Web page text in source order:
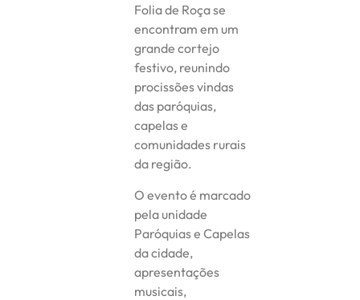
Folia de Roça se
encontram em um
grande cortejo
festivo, reunindo
procissões vindas
das paróquias,
capelas e
comunidades rurais
da região.
O evento é marcado
pela unidade
Paróquias e Capelas
da cidade,
apresentações
musicais,